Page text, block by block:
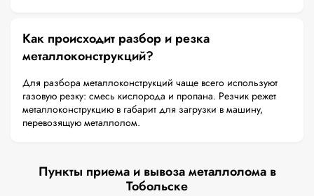
Как происходит разбор и резка
металлоконструкций?
Для разбора металлоконструкций чаще всего используют
газовую резку: смесь кислорода и пропана. Резчик режет
металлоконструкцию в габарит для загрузки в машину,
перевозящую металлолом.
Пункты приема и вывоза металлолома в
Тобольске